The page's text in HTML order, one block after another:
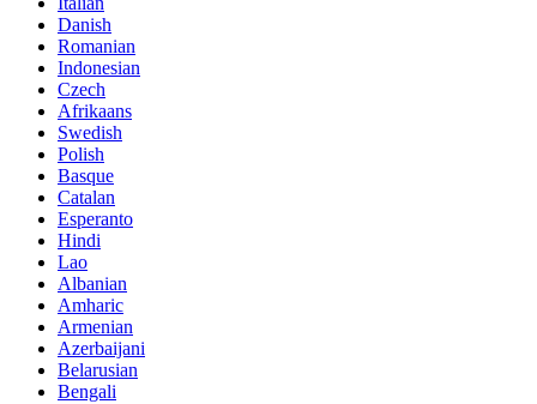
Danish
Romanian
Indonesian
Czech
Afrikaans
Swedish
Polish
Basque
Catalan
Esperanto
Hindi
Lao
Albanian
Amharic
Armenian
Azerbaijani
Belarusian
Bengali